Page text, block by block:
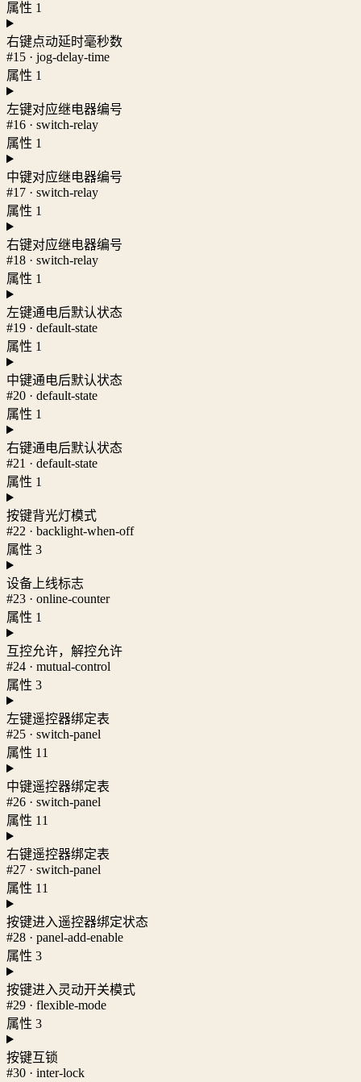
属性 1
右键点动延时毫秒数
#15 · jog-delay-time
属性 1
左键对应继电器编号
#16 · switch-relay
属性 1
中键对应继电器编号
#17 · switch-relay
属性 1
右键对应继电器编号
#18 · switch-relay
属性 1
左键通电后默认状态
#19 · default-state
属性 1
中键通电后默认状态
#20 · default-state
属性 1
右键通电后默认状态
#21 · default-state
属性 1
按键背光灯模式
#22 · backlight-when-off
属性 3
设备上线标志
#23 · online-counter
属性 1
互控允许，解控允许
#24 · mutual-control
属性 3
左键遥控器绑定表
#25 · switch-panel
属性 11
中键遥控器绑定表
#26 · switch-panel
属性 11
右键遥控器绑定表
#27 · switch-panel
属性 11
按键进入遥控器绑定状态
#28 · panel-add-enable
属性 3
按键进入灵动开关模式
#29 · flexible-mode
属性 3
按键互锁
#30 · inter-lock